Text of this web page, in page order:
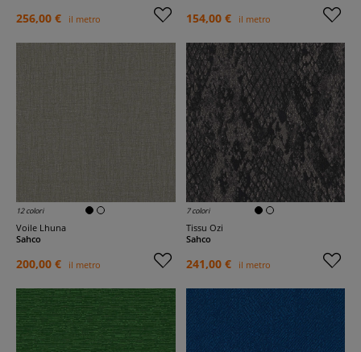
256,00 € il metro 154,00 € il metro
12 colori
Voile Lhuna
Sahco
200,00 € il metro
7 colori
Tissu Ozi
Sahco
241,00 € il metro